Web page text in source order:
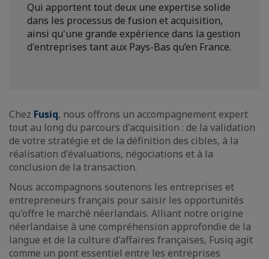
Qui apportent tout deux une expertise solide
dans les processus de fusion et acquisition,
ainsi qu'une grande expérience dans la gestion
d'entreprises tant aux Pays-Bas qu’en France.
Chez Fusiq, nous offrons un accompagnement expert
tout au long du parcours d'acquisition : de la validation
de votre stratégie et de la définition des cibles, à la
réalisation d'évaluations, négociations et à la
conclusion de la transaction.
Nous accompagnons soutenons les entreprises et
entrepreneurs français pour saisir les opportunités
qu'offre le marché néerlandais. Alliant notre origine
néerlandaise à une compréhension approfondie de la
langue et de la culture d'affaires françaises, Fusiq agit
comme un pont essentiel entre les entreprises